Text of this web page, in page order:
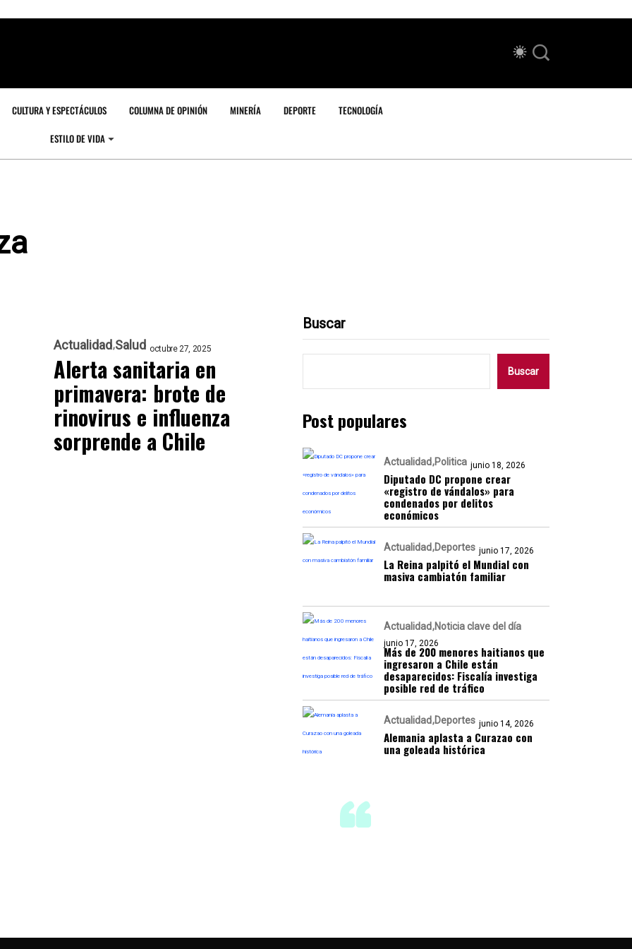
CULTURA Y ESPECTÁCULOS COLUMNA DE OPINIÓN MINERÍA DEPORTE
TECNOLOGÍA
ESTILO DE VIDA
Actualidad Salud octubre 27, 2025
Alerta sanitaria en
primavera: brote de
rinovirus e influenza
sorprende a Chile
Buscar
Buscar
Post populares
Actualidad Politica junio 18, 2026
Diputado DC propone crear
«registro de vándalos» para
condenados por delitos
económicos
Actualidad Deportes junio 17, 2026
La Reina palpitó el Mundial con
masiva cambiatón familiar
Actualidad Noticia clave del día
junio 17, 2026
Más de 200 menores haitianos que
ingresaron a Chile están
desaparecidos: Fiscalía investiga
posible red de tráfico
Actualidad Deportes junio 14, 2026
Alemania aplasta a Curazao con
una goleada histórica